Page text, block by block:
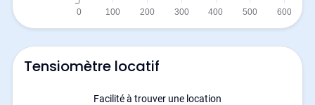
Tensiomètre locatif
Facilité à trouver une location